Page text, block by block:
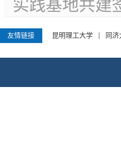
实践基地共建
友情链接 昆明理工大学 同济